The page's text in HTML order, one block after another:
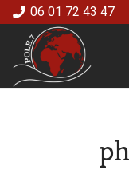
06 01 72 43 47